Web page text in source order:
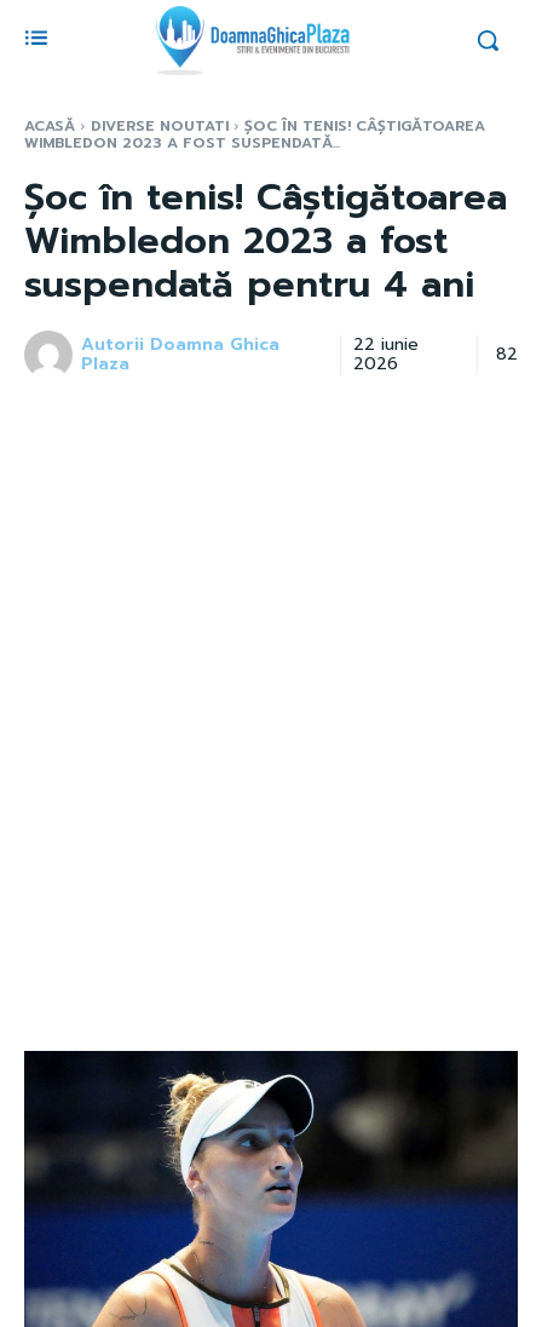
ACASĂ DIVERSE NOUTATI ȘOC ÎN TENIS! CÂȘTIGĂTOAREA
WIMBLEDON 2023 A FOST SUSPENDATĂ...
Șoc în tenis! Câștigătoarea
Wimbledon 2023 a fost
suspendată pentru 4 ani
Autorii Doamna Ghica
Plaza
22 iunie
2026 82